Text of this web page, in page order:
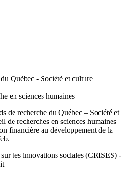
de recherche du Québec – Société et
de recherches en sciences humaines
financière au développement de la
les innovations sociales (CRISES) -